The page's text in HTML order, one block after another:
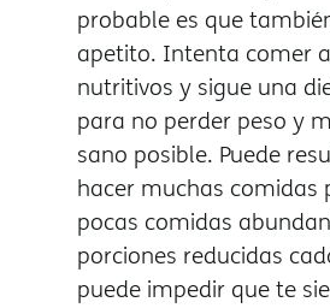
probable es que
apetito. Intenta comer
nutritivos y sigue una
para no perder peso y
sano posible. Puede
hacer muchas comidas
pocas comidas
porciones reducidas
puede impedir que te